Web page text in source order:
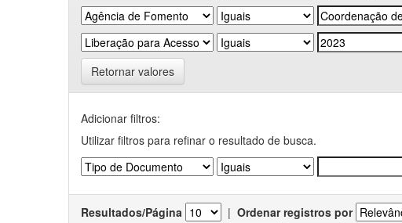
Retornar valores
Adicionar filtros:
Utilizar filtros para refinar o resultado de busca.
Resultados/Página | Ordenar registros por